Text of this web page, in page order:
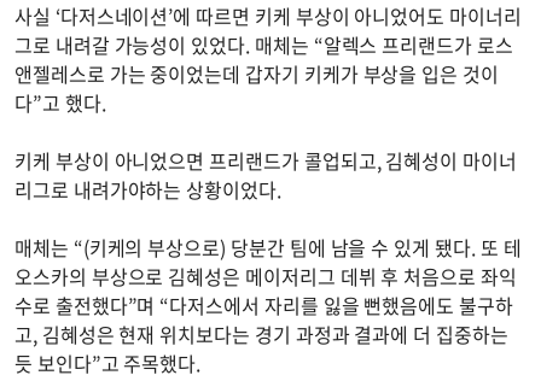
사실 ‘다저스네이션’에 따르면 키케 부상이 아니었어도 마이너리
그로 내려갈 가능성이 있었다. 매체는 “알렉스 프리랜드가 로스
앤젤레스로 가는 중이었는데 갑자기 키케가 부상을 입은 것이
다”고 했다.
키케 부상이 아니었으면 프리랜드가 콜업되고, 김혜성이 마이너
리그로 내려가야하는 상황이었다.
매체는 “(키케의 부상으로) 당분간 팀에 남을 수 있게 됐다. 또 테
오스카의 부상으로 김혜성은 메이저리그 데뷔 후 처음으로 좌익
수로 출전했다”며 “다저스에서 자리를 잃을 뻔했음에도 불구하
고, 김혜성은 현재 위치보다는 경기 과정과 결과에 더 집중하는
듯 보인다”고 주목했다.